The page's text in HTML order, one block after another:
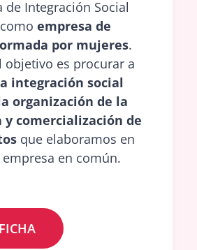
de Integración Social
empresa de
por mujeres.
objetivo es procurar a
a integración social
organización de la
y comercialización de
que elaboramos en
en común.